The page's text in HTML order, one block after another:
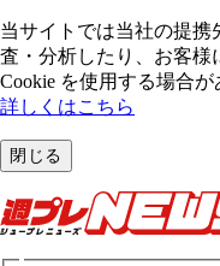
当サイトでは当社の提携
査・分析したり、お客様
Cookie を使⽤する場合が
詳しくはこちら
閉じる